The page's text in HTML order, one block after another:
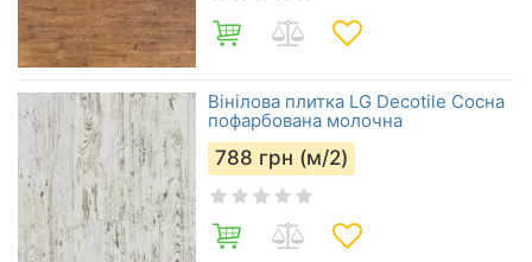
Вінілова плитка LG Decotile Сосна
пофарбована молочна
788 грн (м/2)